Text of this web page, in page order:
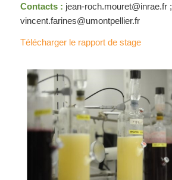
Contacts : jean-roch.mouret@inrae.fr;
vincent.farines@umontpellier.fr
Télécharger le rapport de stage